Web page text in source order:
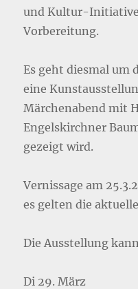
und Kultur-
Vorbereitung.
Es geht diesmal um
eine
Märchenabend mit
Engelskirchner
gezeigt wird.
Vernissage am
es gelten die
Die Ausstellung
Di 29. März